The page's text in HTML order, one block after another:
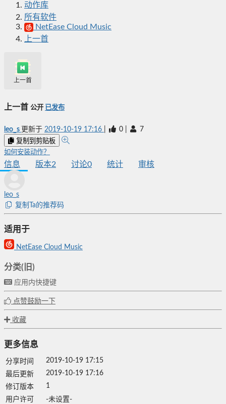
动作库
所有软件
NetEase Cloud Music
上一首
上一首
上一首 公开 已发布
leo_s 更新于 2019-10-19 17:16 0 7
复制到剪贴板
如何安装动作？
信息 版本2 讨论0 统计 审核
leo_s
复制Ta的推荐码
适用于
NetEase Cloud Music
分类(旧)
应用内快捷键
点赞鼓励一下
收藏
更多信息
分享时间
2019-10-19 17:15
最后更新
2019-10-19 17:16
修订版本
1
用户许可
-未设置-